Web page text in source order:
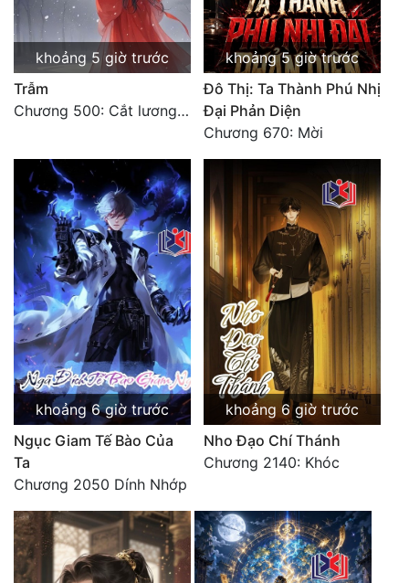
Quân Sự
Sảng Văn
Thanh Xuân
Tiên Hiệp
Tiểu Thuyết
Trinh Thám
Triều Đấu
Trùng Sinh
Trọng Sinh
Tu Chân
Tu Tiên
Vô Địch
Võ Hiệp
khoảng 5 giờ trước
Trẫm
Chương 500: Cắt lương thực là có thể thu hồi Macao (1)
khoảng 5 giờ trước
Đô Thị: Ta Thành Phú Nhị
Đại Phản Diện
Chương 670: Mời
khoảng 6 giờ trước
Ngục Giam Tế Bào Của
Ta
Chương 2050 Dính Nhớp
khoảng 6 giờ trước
Nho Đạo Chí Thánh
Chương 2140: Khóc